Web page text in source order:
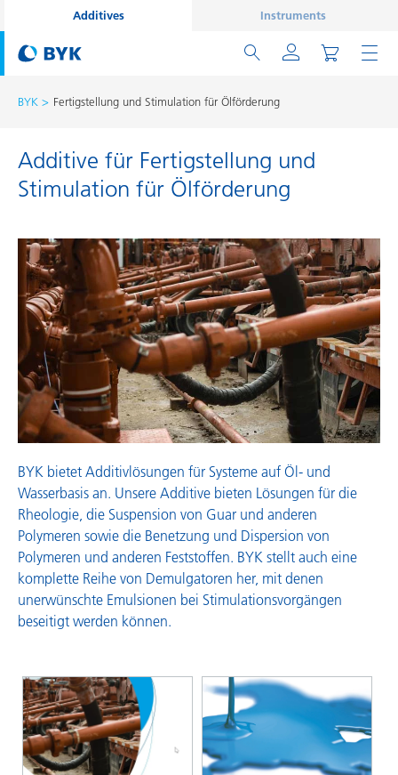
Additives Instruments
BYK Fertigstellung und Stimulation für Ölförderung
Additive für Fertigstellung und
Stimulation für Ölförderung
BYK bietet Additivlösungen für Systeme auf Öl- und
Wasserbasis an. Unsere Additive bieten Lösungen für die
Rheologie, die Suspension von Guar und anderen
Polymeren sowie die Benetzung und Dispersion von
Polymeren und anderen Feststoffen. BYK stellt auch eine
komplette Reihe von Demulgatoren her, mit denen
unerwünschte Emulsionen bei Stimulationsvorgängen
beseitigt werden können.